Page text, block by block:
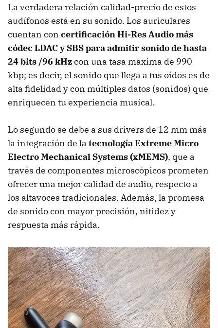
La verdadera relación calidad-precio de estos
audífonos está en su sonido. Los auriculares
cuentan con certificación Hi-Res Audio más
códec LDAC y SBS para admitir sonido de hasta
24 bits /96 kHzcon una tasa máxima de 990
kbp; es decir, el sonido que llega a tus oídos es de
alta fidelidad y con múltiples datos (sonidos) que
enriquecen tu experiencia musical.
Lo segundo se debe a sus drivers de 12 mm más
la integración de la tecnología Extreme Micro
Electro Mechanical Systems (xMEMS), que a
través de componentes microscópicos prometen
ofrecer una mejor calidad de audio, respecto a
los altavoces tradicionales. Además, la promesa
de sonido con mayor precisión, nitidez y
respuesta más rápida.